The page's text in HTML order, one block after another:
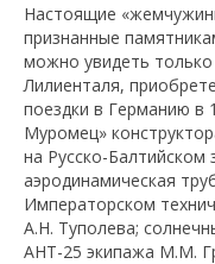
Настоящие
признанные
можно увидеть
Лилиенталя,
поездки в Германию в
Муромец»
на Русско-Балтийском
аэродинамическая
Императорском
А.Н. Туполева;
АНТ-25 экипажа М.М.